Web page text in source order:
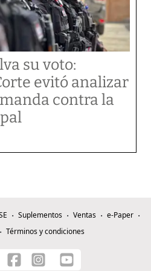
su voto:
evitó analizar
contra la
Suplementos Ventas
e-Paper
Términos y condiciones